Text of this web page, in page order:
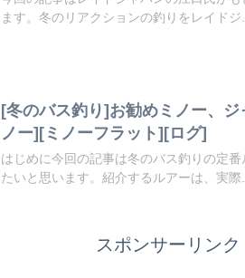
ます。冬のリアクションの釣りをレイドジ...
[冬のバス釣り]お勧めミノー、
ノー][ミノーフラット][ログ]
はじめに今回の記事は冬のバス釣りの定
たいと思います。紹介するルアーは、実際
スポンサーリンク